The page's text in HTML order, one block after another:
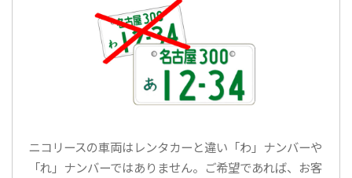
ニコリースの車両はレンタカーと違い「わ」ナンバーや
「れ」ナンバーではありません。ご希望であれば、お客